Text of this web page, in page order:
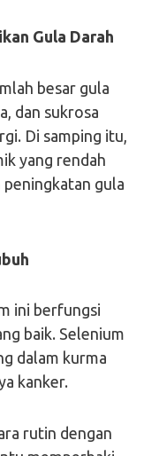
Gula Darah
besar gula
dan sukrosa
Di samping itu,
yang rendah
gula
ini berfungsi
baik. Selenium
dalam kurma
kanker.
rutin dengan